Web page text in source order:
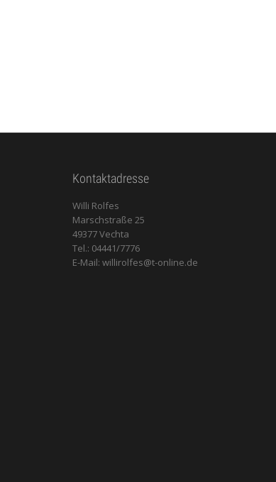
Kontaktadresse
Willi Rolfes
Marschstraße 25
49377 Vechta
Tel.: 04441/7776
E-Mail: willirolfes@t-online.de